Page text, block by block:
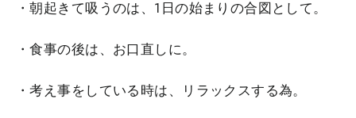
・朝起きて吸うのは、1日の始まりの合図として。
・食事の後は、お口直しに。
・考え事をしている時は、リラックスする為。